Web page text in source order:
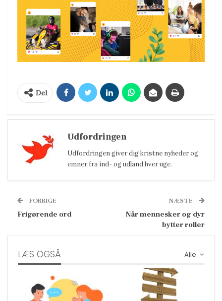
Del
Udfordringen
Udfordringen giver dig kristne nyheder og
emner fra ind- og udland hver uge.
FORRIGE
Frigørende ord
NÆSTE
Når mennesker og dyr
bytter roller
Alle
LÆS OGSÅ